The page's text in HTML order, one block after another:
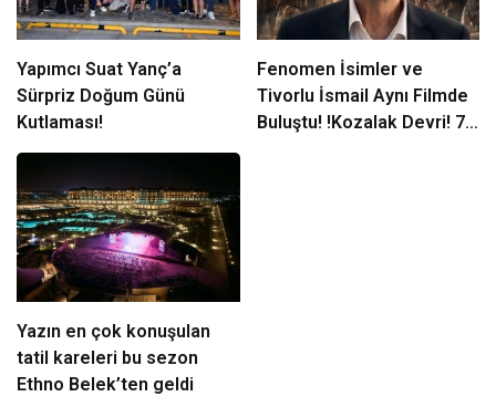
Yapımcı Suat Yanç’a
Sürpriz Doğum Günü
Kutlaması!
Fenomen İsimler ve
Tivorlu İsmail Aynı Filmde
Buluştu! !Kozalak Devri! 7
Yazın en çok konuşulan
tatil kareleri bu sezon
Ethno Belek’ten geldi